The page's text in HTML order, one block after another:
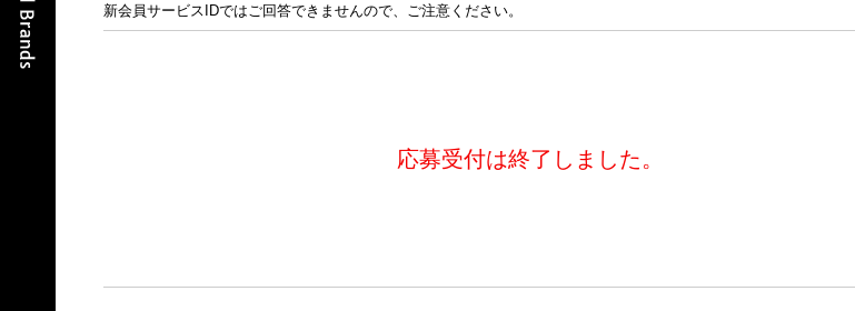
新会員サービスIDではご回答できませんので、ご注意ください。
応募受付は終了しました。